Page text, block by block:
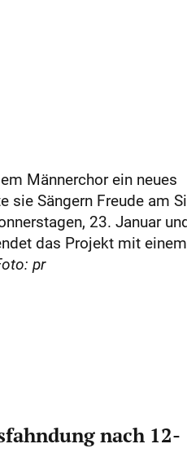
Männerchor ein neues
sie Sängern Freude am
23. Januar
das Projekt mit einem
pr
nach 12-